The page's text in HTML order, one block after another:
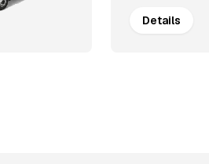
Details